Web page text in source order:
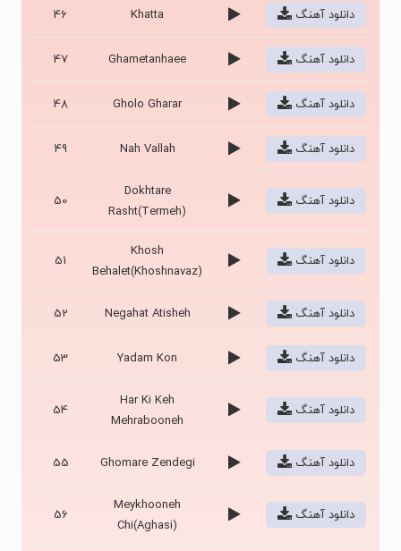
46 Khatta دانلود آهنگ
47 Ghametanhaee دانلود آهنگ
48 Gholo Gharar دانلود آهنگ
49 Nah Vallah دانلود آهنگ
50
Dokhtare
Rasht(Termeh)
دانلود آهنگ
51
Khosh
Behalet(Khoshnavaz)
دانلود آهنگ
52 Negahat Atisheh دانلود آهنگ
53 Yadam Kon دانلود آهنگ
54
Har Ki Keh
Mehrabooneh
دانلود آهنگ
55 Ghomare Zendegi دانلود آهنگ
56
Meykhooneh
Chi(Aghasi)
دانلود آهنگ